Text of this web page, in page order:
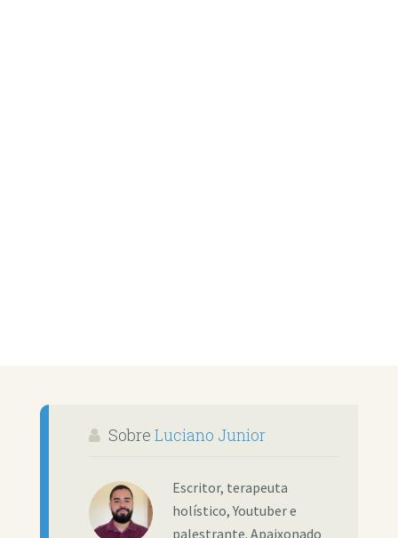
Sobre Luciano Junior
Escritor, terapeuta
holístico, Youtuber e
palestrante. Apaixonado